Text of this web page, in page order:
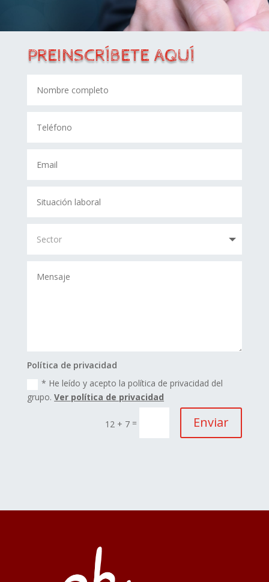
PREINSCRÍBETE AQUÍ
Política de privacidad
* He leído y acepto la política de privacidad del
grupo.Ver política de privacidad
12 + 7 = Enviar